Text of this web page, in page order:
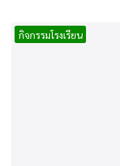
กิจกรรมโรงเรียน